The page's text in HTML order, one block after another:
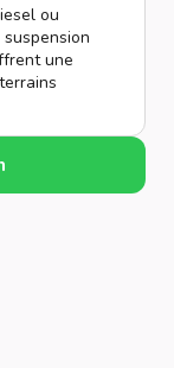
ou
une